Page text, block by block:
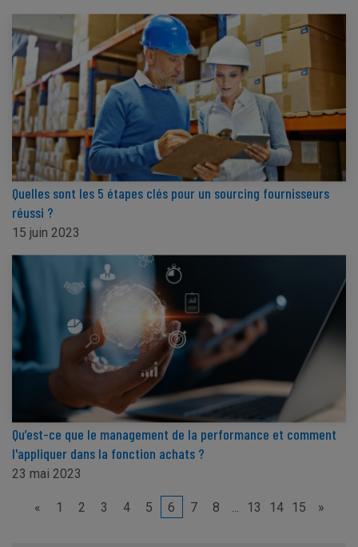
Quelles sont les 5 étapes clés pour un sourcing fournisseurs
réussi ?
15 juin 2023
Qu’est-ce que le management de la performance et comment
l'appliquer dans la fonction achats ?
23 mai 2023
« 1 2 3 4 5 6 7 8 ... 13 14 15 »